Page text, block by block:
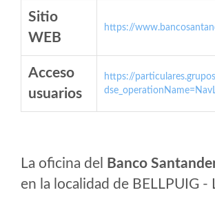
Sitio
WEB
https://
Acceso
usuarios
https://
La oficina del Banco
en la localidad de BELLPUIG -